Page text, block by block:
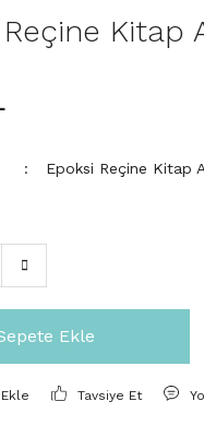
Kitap
Epoksi Reçine Kitap
Ekle
Tavsiye Et